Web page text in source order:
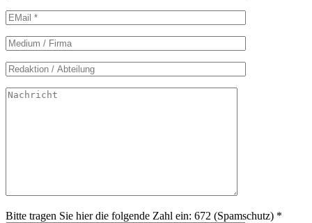
Bitte tragen Sie hier die folgende Zahl ein: 672 (Spamschutz) *